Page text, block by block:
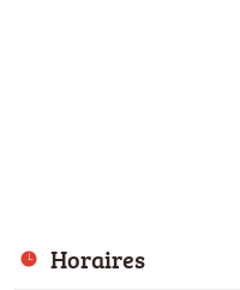
Horaires